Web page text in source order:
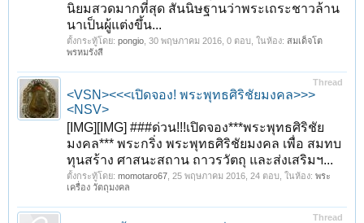
นิยมสวดมากที่สุด สันนิษฐานว่าพระเถระชาวล้าน
นาเป็นผู้แต่งขึ้น...
ตั้งกระทู้โดย: pongio 30 พฤษภาคม 2016 , 0 ตอบ, ในห้อง: สมเด็จโต
พรหมรังสี
Thread
<VSN><<<เปิดจอง! พระพุทธศิริชัยมงคล>>>
<NSV>
[IMG][IMG] ##‪#‎ด่วน‬!!!เปิดจอง***พระพุทธศิริชัย
มงคล*** พระกริ่ง พระพุทธศิริชัยมงคล เพื่อ สมทบ
ทุนสร้าง ศาสนะสถาน ถาวรวัตถุ และส่งเสริมฯ...
ตั้งกระทู้โดย: momotaro67 25 พฤษภาคม 2016 , 24 ตอบ, ในห้อง: พระ
เครื่อง วัตถุมงคล
Thread
2 3